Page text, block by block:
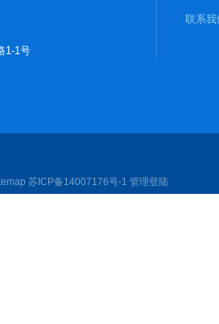
1-1号
联系我
苏ICP备14007176号-1 管理登陆